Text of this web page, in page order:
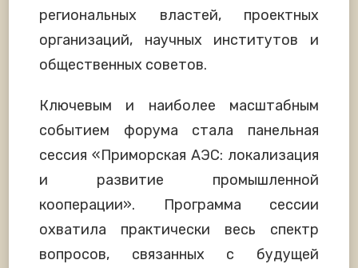
региональных властей, проектных
организаций, научных институтов и
общественных советов.
Ключевым и наиболее масштабным
событием форума стала панельная
сессия «Приморская АЭС: локализация
и развитие промышленной
кооперации». Программа сессии
охватила практически весь спектр
вопросов, связанных с будущей